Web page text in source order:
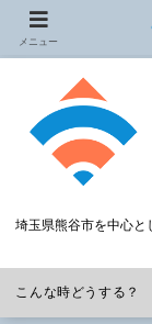
埼玉県熊谷市を中心と
こんな時どうする？
メニュー